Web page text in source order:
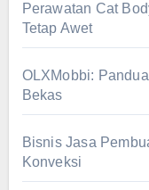
Perawatan Cat
Tetap Awet
OLXMobbi:
Bekas
Bisnis Jasa
Konveksi